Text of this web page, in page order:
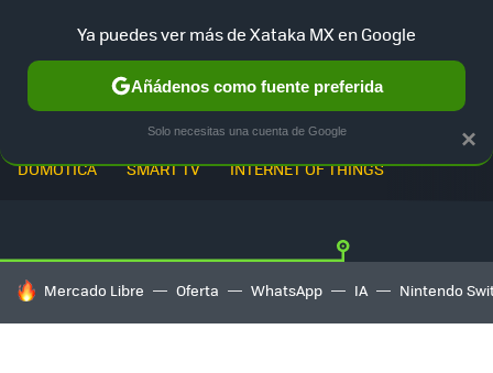
DOMÓTICA SMART TV INTERNET OF THINGS
HOY SE HABLA DE
Mercado Libre Oferta WhatsApp IA Nintendo
×
Ya puedes ver más de Xataka MX en Google
Añádenos como fuente preferida
Solo necesitas una cuenta de Google